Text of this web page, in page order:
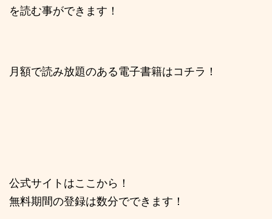
を読む事ができます！
月額で読み放題のある電子書籍はコチラ！
公式サイトはここから！
無料期間の登録は数分でできます！